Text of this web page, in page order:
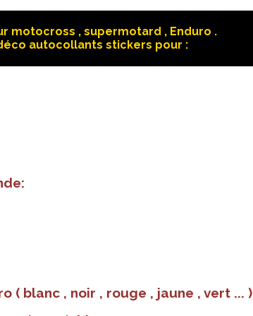
motocross , supermotard , Enduro .
autocollants stickers pour :
( blanc , noir , rouge , jaune , vert ... )